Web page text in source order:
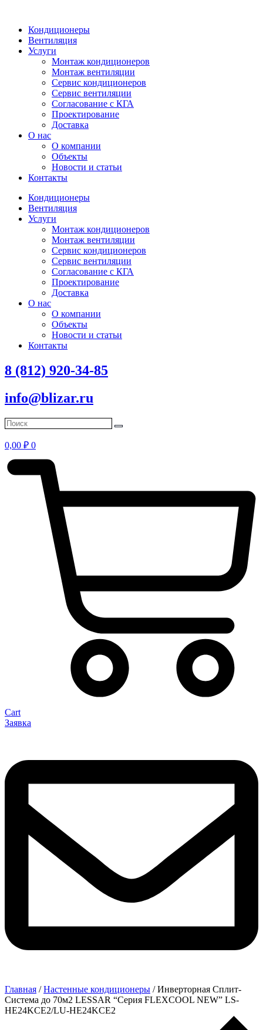
Кондиционеры
Вентиляция
Услуги
Монтаж кондиционеров
Монтаж вентиляции
Сервис кондиционеров
Сервис вентиляции
Согласование с КГА
Проектирование
Доставка
О нас
О компании
Объекты
Новости и статьи
Контакты
Кондиционеры
Вентиляция
Услуги
Монтаж кондиционеров
Монтаж вентиляции
Сервис кондиционеров
Сервис вентиляции
Согласование с КГА
Проектирование
Доставка
О нас
О компании
Объекты
Новости и статьи
Контакты
8 (812) 920-34-85
info@blizar.ru
0,00 ₽ 0
Cart
Заявка
Главная /Настенные кондиционеры / Инверторная Сплит-
Система до 70м2 LESSAR “Серия FLEXCOOL NEW” LS-
HE24KCE2/LU-HE24KCE2